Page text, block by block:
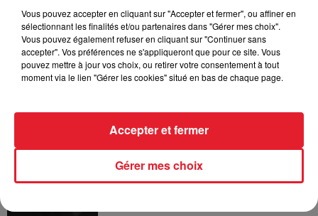
Incendies en Gironde : encore
plusieurs semaines avant
Bouches-du-Rhône : les ossements
de deux militaires disparus...
Vous pouvez accepter en cliquant sur "Accepter et fermer", ou affiner en
sélectionnant les finalités et/ou partenaires dans "Gérer mes choix".
Vous pouvez également refuser en cliquant sur "Continuer sans
accepter". Vos préférences ne s'appliqueront que pour ce site. Vous
pouvez mettre à jour vos choix, ou retirer votre consentement à tout
moment via le lien "Gérer les cookies" situé en bas de chaque page.
Gérer mes choix
Accepter et fermer